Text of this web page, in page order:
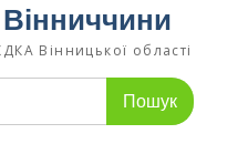
Вінницької області